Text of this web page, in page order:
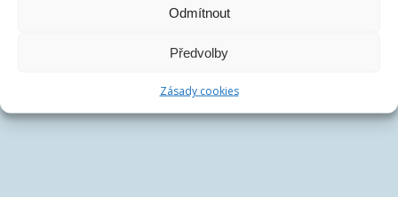
Odmítnout
Předvolby
Zásady cookies